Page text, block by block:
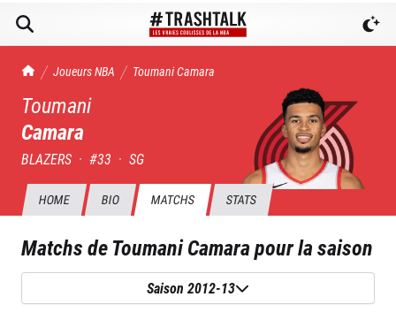
TrashTalk Actu NBA
Joueurs NBA ToumaniCamara
Toumani
Camara
BLAZERS · #33 · SG
HOME BIO MATCHS STATS
Matchs deToumani Camarapour la saison
Saison 2012-13